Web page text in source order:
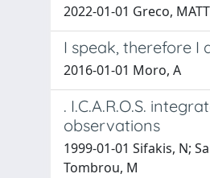
2022-01-01 Greco,
I speak, therefore I
2016-01-01 Moro, A
. I.C.A.R.O.S.
observations
1999-01-01 Sifakis, N;
Tombrou, M